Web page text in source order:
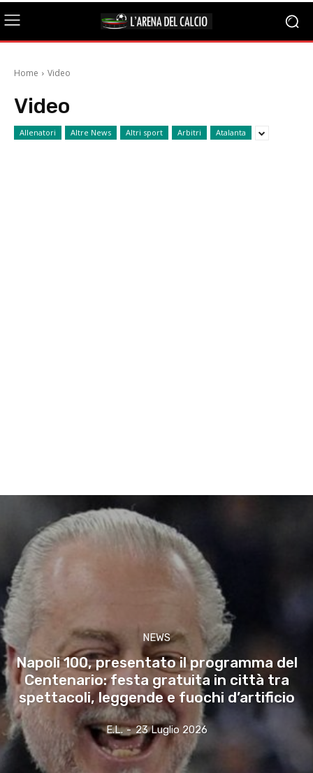
Home Video
Video
Allenatori Altre News Altri sport Arbitri Atalanta
NEWS
Napoli 100, presentato il programma del
Centenario: festa gratuita in città tra
spettacoli, leggende e fuochi d’artificio
E.l. - 23 Luglio 2026